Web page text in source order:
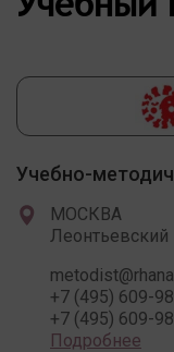
Учебно-
МОСКВА
Леонтьевский
+7 (495) 609-
+7 (495) 609-
Подробнее